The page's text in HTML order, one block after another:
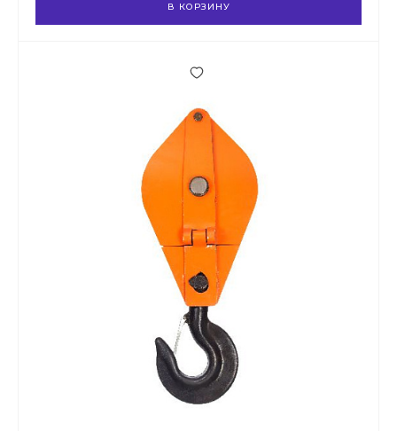
В КОРЗИНУ